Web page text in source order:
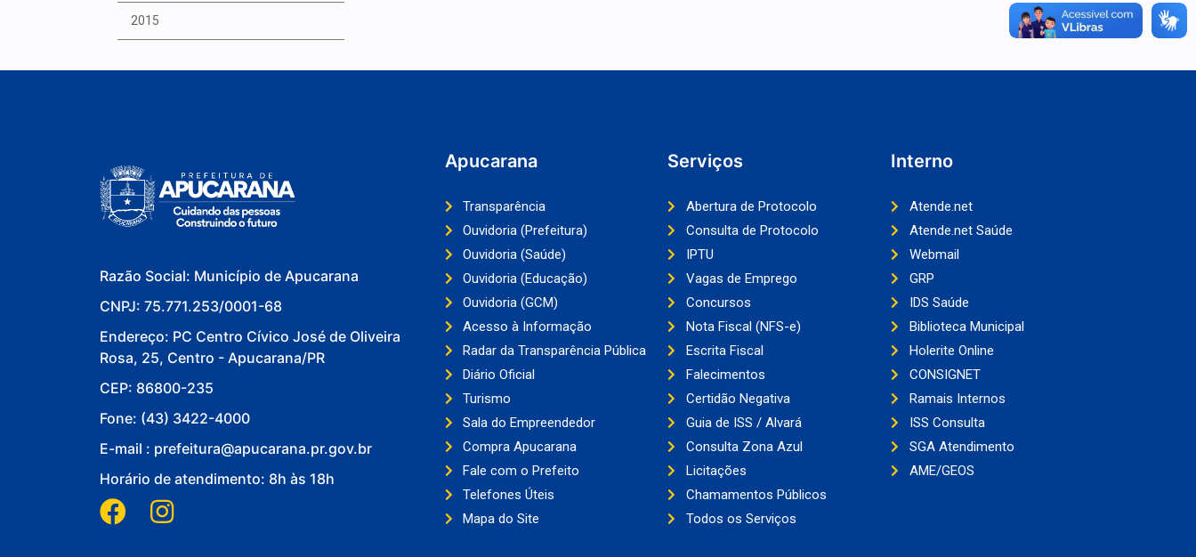
2015
Razão Social: Município de Apucarana
CNPJ: 75.771.253/0001-68
Endereço: PC Centro Cívico José de Oliveira
Rosa, 25, Centro - Apucarana/PR
CEP: 86800-235
Fone: (43) 3422-4000
E-mail : prefeitura@apucarana.pr.gov.br
Horário de atendimento: 8h às 18h
Apucarana
Transparência
Ouvidoria (Prefeitura)
Ouvidoria (Saúde)
Ouvidoria (Educação)
Ouvidoria (GCM)
Acesso à Informação
Radar da Transparência Pública
Diário Oficial
Turismo
Sala do Empreendedor
Compra Apucarana
Fale com o Prefeito
Telefones Úteis
Mapa do Site
Serviços
Abertura de Protocolo
Consulta de Protocolo
IPTU
Vagas de Emprego
Concursos
Nota Fiscal (NFS-e)
Escrita Fiscal
Falecimentos
Certidão Negativa
Guia de ISS / Alvará
Consulta Zona Azul
Licitações
Chamamentos Públicos
Todos os Serviços
Interno
Atende.net
Atende.net Saúde
Webmail
GRP
IDS Saúde
Biblioteca Municipal
Holerite Online
CONSIGNET
Ramais Internos
ISS Consulta
SGA Atendimento
AME/GEOS